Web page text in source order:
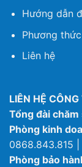
Hướng dẫn
Phương
Liên hệ
LIÊN HỆ
Tổng đài
Phòng kinh
0868.843.815
Phòng bảo